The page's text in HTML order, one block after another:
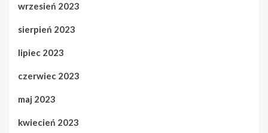
wrzesień 2023
sierpień 2023
lipiec 2023
czerwiec 2023
maj 2023
kwiecień 2023